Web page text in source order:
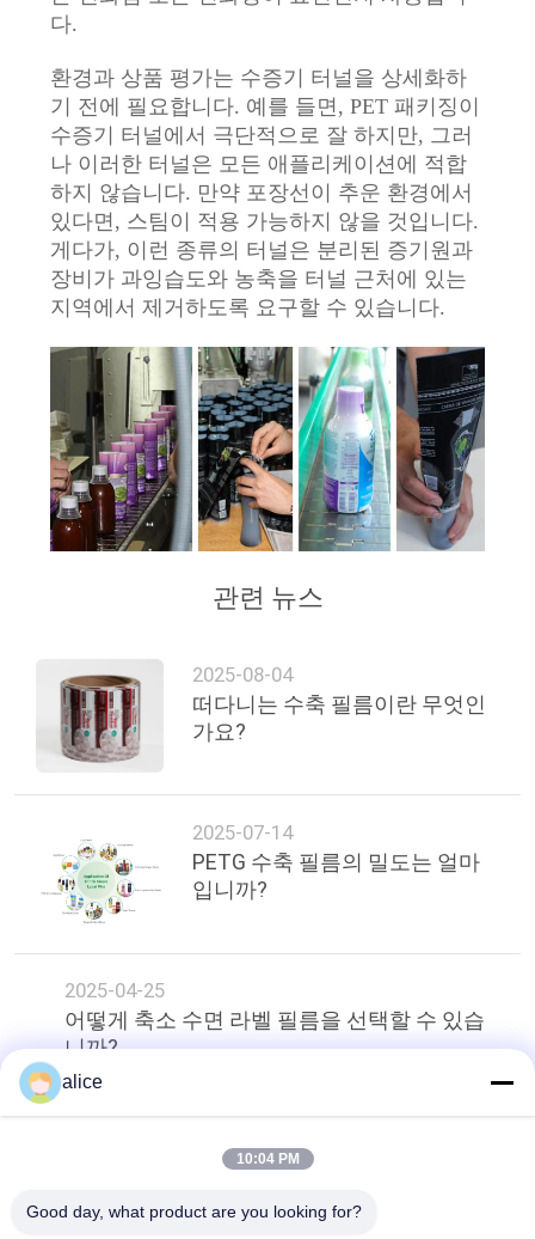
다.
환경과 상품 평가는 수증기 터널을 상세화하
기 전에 필요합니다. 예를 들면, PET 패키징이
수증기 터널에서 극단적으로 잘 하지만, 그러
나 이러한 터널은 모든 애플리케이션에 적합
하지 않습니다. 만약 포장선이 추운 환경에서
있다면, 스팀이 적용 가능하지 않을 것입니다.
게다가, 이런 종류의 터널은 분리된 증기원과
장비가 과잉습도와 농축을 터널 근처에 있는
지역에서 제거하도록 요구할 수 있습니다.
관련 뉴스
2025-08-04
떠다니는 수축 필름이란 무엇인
가요?
2025-07-14
PETG 수축 필름의 밀도는 얼마
입니까?
2025-04-25
어떻게 축소 수면 라벨 필름을 선택할 수 있습
니까?
상단
alice
10:04 PM
Good day, what product are you looking for?